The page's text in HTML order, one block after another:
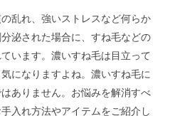
乱れ、強いストレスなど何らか
泌された場合に、すね毛などの
います。濃いすね毛は目立って
になりますよね。濃いすね毛に
ありません。お悩みを解消すべ
入れ方法やアイテムをご紹介し